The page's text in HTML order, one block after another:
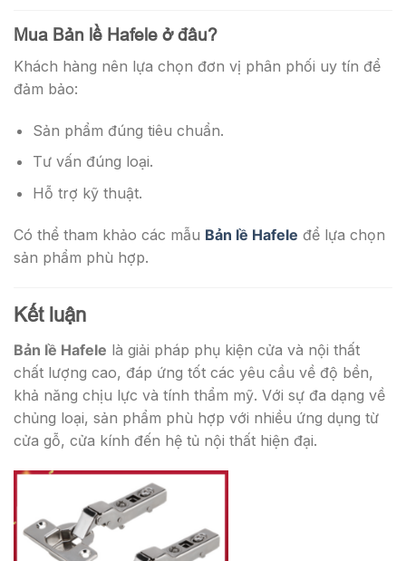
Mua Bản lề Hafele ở đâu?
Khách hàng nên lựa chọn đơn vị phân phối uy tín để
đảm bảo:
Sản phẩm đúng tiêu chuẩn.
Tư vấn đúng loại.
Hỗ trợ kỹ thuật.
Có thể tham khảo các mẫu Bản lề Hafele để lựa chọn
sản phẩm phù hợp.
Kết luận
Bản lề Hafele là giải pháp phụ kiện cửa và nội thất
chất lượng cao, đáp ứng tốt các yêu cầu về độ bền,
khả năng chịu lực và tính thẩm mỹ. Với sự đa dạng về
chủng loại, sản phẩm phù hợp với nhiều ứng dụng từ
cửa gỗ, cửa kính đến hệ tủ nội thất hiện đại.